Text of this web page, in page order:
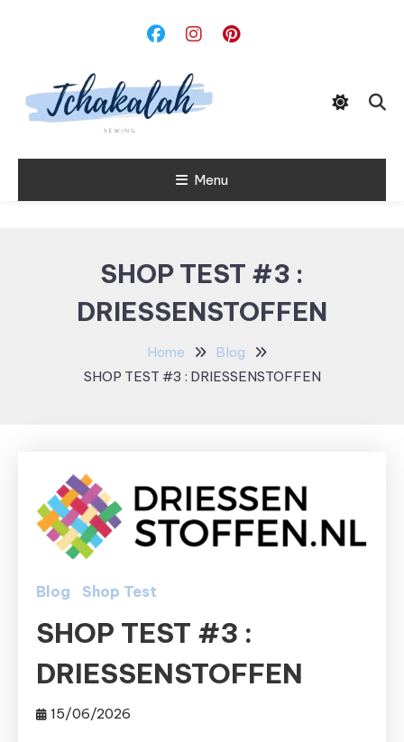
Tchakalah Menu
SHOP TEST #3 :
DRIESSENSTOFFEN
Home
Blog
SHOP TEST #3 : DRIESSENSTOFFEN
Blog Shop Test
SHOP TEST #3 :
DRIESSENSTOFFEN
15/06/2026